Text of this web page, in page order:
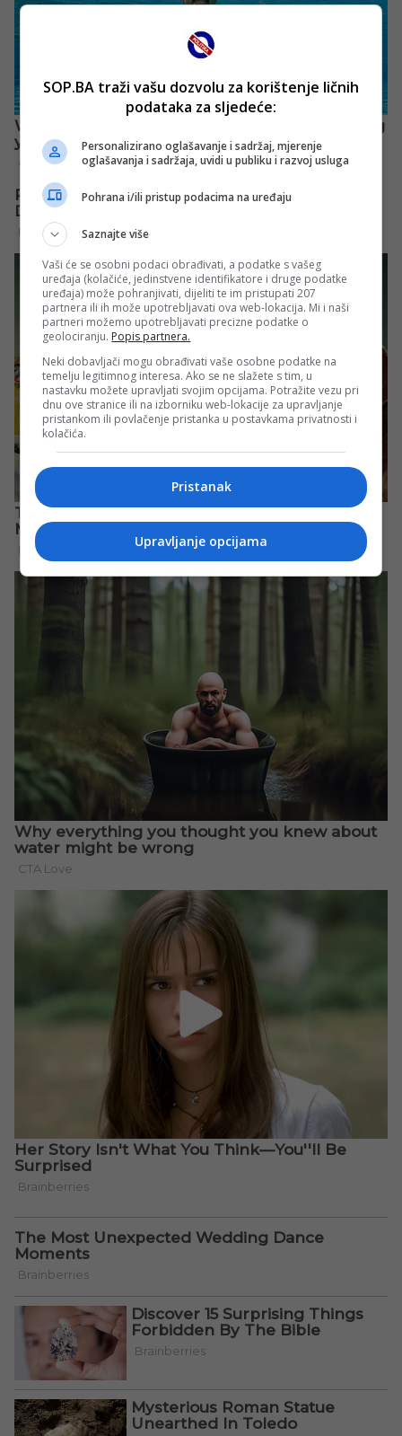
SOP.BA traži vašu dozvolu za korištenje ličnih
podataka za sljedeće:
Personalizirano oglašavanje i sadržaj, mjerenje
oglašavanja i sadržaja, uvidi u publiku i razvoj usluga
Pohrana i/ili pristup podacima na uređaju
Saznajte više
Vaši će se osobni podaci obrađivati, a podatke s vašeg
uređaja (kolačiće, jedinstvene identifikatore i druge podatke
uređaja) može pohranjivati, dijeliti te im pristupati 207
partnera ili ih može upotrebljavati ova web-lokacija. Mi i naši
partneri možemo upotrebljavati precizne podatke o
geolociranju. Popis partnera.
Neki dobavljači mogu obrađivati vaše osobne podatke na
temelju legitimnog interesa. Ako se ne slažete s tim, u
nastavku možete upravljati svojim opcijama. Potražite vezu pri
dnu ove stranice ili na izborniku web-lokacije za upravljanje
pristankom ili povlačenje pristanka u postavkama privatnosti i
kolačića.
Pristanak
Upravljanje opcijama